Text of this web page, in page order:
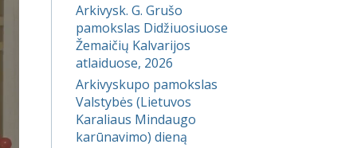
Arkivysk. G. Grušo
pamokslas Didžiuosiuose
Žemaičių Kalvarijos
atlaiduose, 2026
Arkivyskupo pamokslas
Valstybės (Lietuvos
Karaliaus Mindaugo
karūnavimo) dieną